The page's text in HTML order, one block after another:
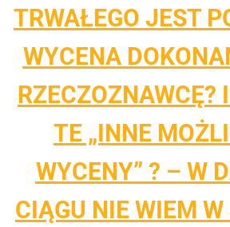
TRWAŁEGO JEST
WYCENA
RZECZOZNAWCĘ?
TE „INNE
WYCENY” ? – W
CIĄGU NIE WIEM